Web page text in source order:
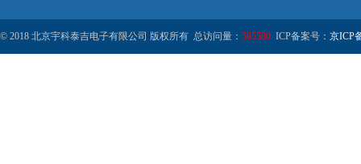
© 2018 北京宇科泰吉电子有限公司 版权所有 总访问量： 585580 ICP备案号： 京ICP